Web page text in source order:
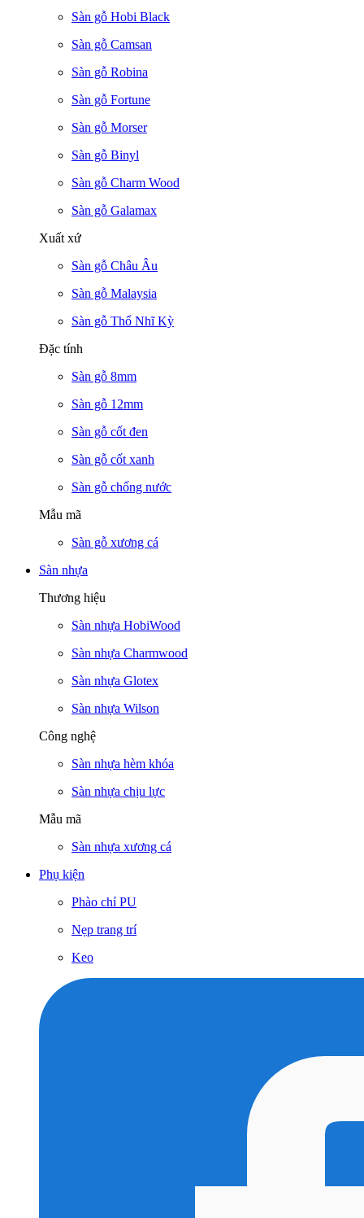
Sàn gỗ Hobi Black
Sàn gỗ Camsan
Sàn gỗ Robina
Sàn gỗ Fortune
Sàn gỗ Morser
Sàn gỗ Binyl
Sàn gỗ Charm Wood
Sàn gỗ Galamax
Xuất xứ
Sàn gỗ Châu Âu
Sàn gỗ Malaysia
Sàn gỗ Thổ Nhĩ Kỳ
Đặc tính
Sàn gỗ 8mm
Sàn gỗ 12mm
Sàn gỗ cốt đen
Sàn gỗ cốt xanh
Sàn gỗ chống nước
Mẫu mã
Sàn gỗ xương cá
Sàn nhựa
Thương hiệu
Sàn nhựa HobiWood
Sàn nhựa Charmwood
Sàn nhựa Glotex
Sàn nhựa Wilson
Công nghệ
Sàn nhựa hèm khóa
Sàn nhựa chịu lực
Mẫu mã
Sàn nhựa xương cá
Phụ kiện
Phào chỉ PU
Nẹp trang trí
Keo